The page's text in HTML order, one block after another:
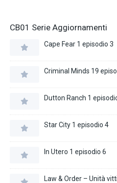
CB01 Serie Aggiornamenti
Cape Fear 1 episodio 3
Criminal Minds 19
Dutton Ranch 1
Star City 1 episodio 4
In Utero 1 episodio 6
Law & Order – Unità